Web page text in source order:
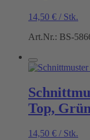
14,50 € / Stk.
Art.Nr.: BS-
Top, Grün
14,50 € / Stk.